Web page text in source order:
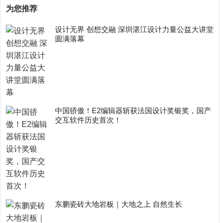
为您推荐
设计无界 创想交融 深圳湛江设计力量公益大讲堂
圆满落幕
中国骄傲！E2编辑器斩获法国设计奖银奖，国产
交互软件历史首次！
东鹏瓷砖大地岩板｜大地之上 自然生长